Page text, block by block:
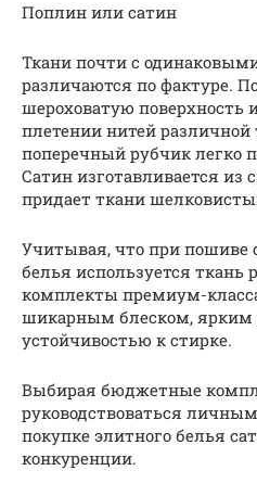
Поплин или сатин
Ткани почти с
различаются по фактуре.
шероховатую поверхность
плетении нитей
поперечный рубчик легко
Сатин изготавливается из
придает ткани
Учитывая, что при пошиве
белья используется ткань
комплекты премиум-
шикарным блеском, ярким
устойчивостью к стирке.
Выбирая бюджетные
руководствоваться
покупке элитного белья
конкуренции.